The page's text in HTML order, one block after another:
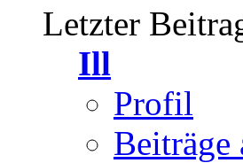
Letzter
Ill
Profil
Beiträge